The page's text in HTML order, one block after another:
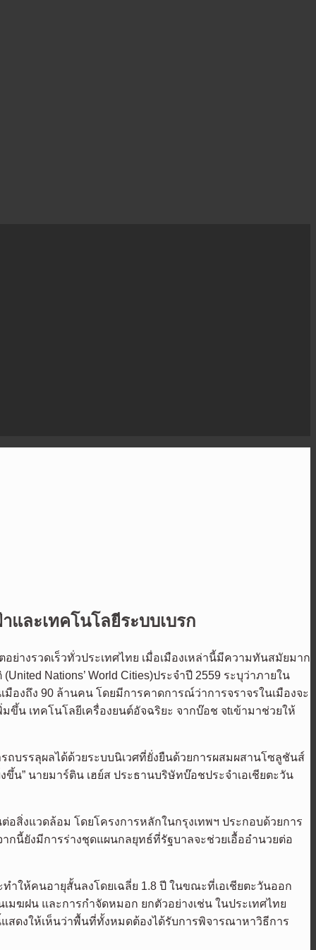
ละเทคโนโลยีระบบเบรก
างรวดเร็วทั่วประเทศไทย เมื่อเมืองเหล่านี้มีความทันสมัยมาก
(United Nations’ World Cities)ประจำปี 2559 ระบุว่าภายใน
มืองถึง 90 ล้านคน โดยมีการคาดการณ์ว่าการจราจรในเมืองจะ
น เทคโนโลยีเครื่องยนต์อัจฉริยะ จากบ๊อช จtเข้ามาช่วยให้
ถบรรลุผลได้ด้วยระบบนิเวศที่ยั่งยืนด้วยการผสมผสานโซลูชันส์
ขึ้น” นายมาร์ติน เฮย์ส ประธานบริษัทบ๊อชประจำเอเชียตะวัน
งแวดล้อม โดยโครงการหลักในกรุงเทพฯ ประกอบด้วยการ
นี้ยังมีการร่างชุดแผนกลยุทธ์ที่รัฐบาลจะช่วยเอื้ออำนวยต่อ
ำให้คนอายุสั้นลงโดยเฉลี่ย 1.8 ปี ในขณะที่เอเชียตะวันออก
มฆฝน และการกำจัดหมอก ยกตัวอย่างเช่น ในประเทศไทย
สดงให้เห็นว่าพื้นที่ทั้งหมดต้องได้รับการพิจารณาหาวิธีการ